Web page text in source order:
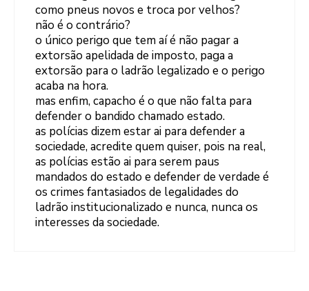
como pneus novos e troca por velhos?
não é o contrário?
o único perigo que tem aí é não pagar a
extorsão apelidada de imposto, paga a
extorsão para o ladrão legalizado e o perigo
acaba na hora.
mas enfim, capacho é o que não falta para
defender o bandido chamado estado.
as polícias dizem estar ai para defender a
sociedade, acredite quem quiser, pois na real,
as polícias estão ai para serem paus
mandados do estado e defender de verdade é
os crimes fantasiados de legalidades do
ladrão institucionalizado e nunca, nunca os
interesses da sociedade.